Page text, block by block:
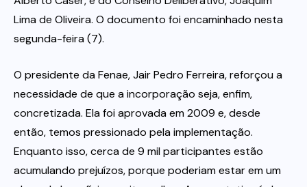
Lima de Oliveira. O documento foi encaminhado nesta
segunda-feira (7).
O presidente da Fenae, Jair Pedro Ferreira, reforçou a
necessidade de que a incorporação seja, enfim,
concretizada. Ela foi aprovada em 2009 e, desde
então, temos pressionado pela implementação.
Enquanto isso, cerca de 9 mil participantes estão
acumulando prejuízos, porque poderiam estar em um